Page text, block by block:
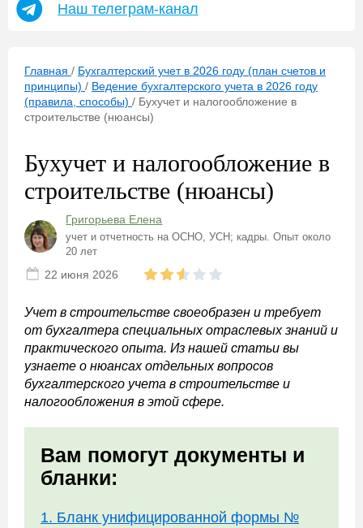
Наш телеграм-канал
Главная / Бухгалтерский учет в 2026 году (план счетов и
принципы) / Ведение бухгалтерского учета в 2026 году
(правила, способы) / Бухучет и налогообложение в
строительстве (нюансы)
Бухучет и налогообложение в
строительстве (нюансы)
Григорьева Елена
учет и отчетность на ОСНО, УСН; кадры. Опыт около
20 лет
22 июня 2026
Учет в строительстве своеобразен и требует
от бухгалтера специальных отраслевых знаний и
практического опыта. Из нашей статьи вы
узнаете о нюансах отдельных вопросов
бухгалтерского учета в строительстве и
налогообложения в этой сфере.
Вам помогут документы и
бланки:
1. Бланк унифицированной формы №